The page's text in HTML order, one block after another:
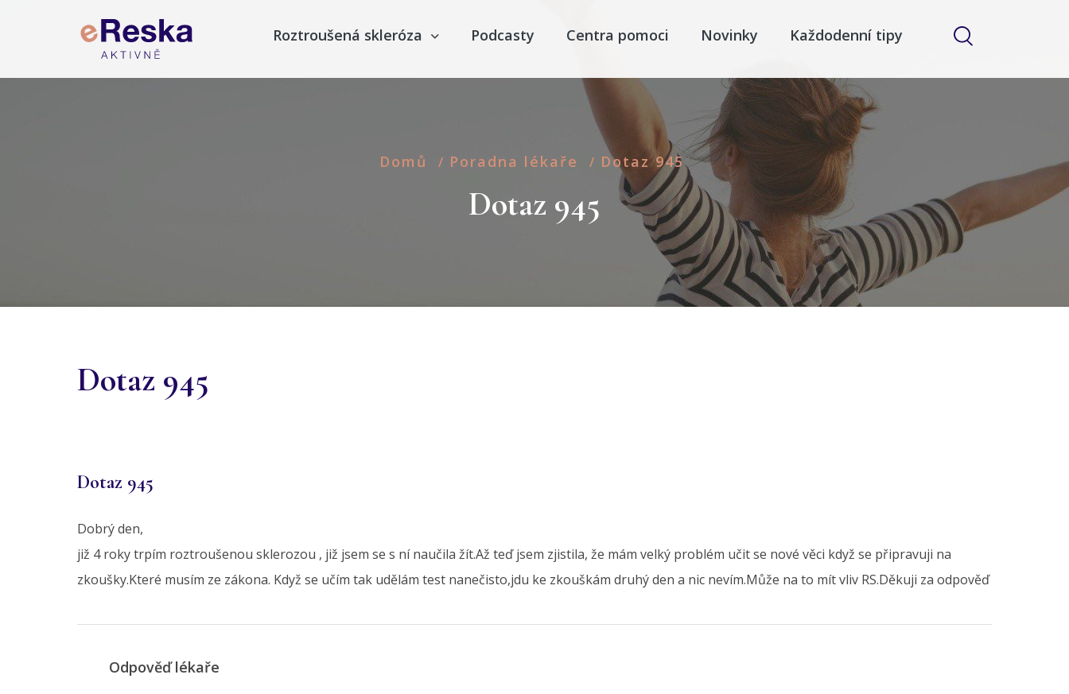
Roztroušená skleróza Podcasty Centra pomoci Novinky Každodenní tipy
Domů / Poradna lékaře / Dotaz 945
Dotaz 945
Dotaz 945
Dotaz 945
Dobrý den,
již 4 roky trpím roztroušenou sklerozou , již jsem se s ní naučila žít.Až teď jsem zjistila, že mám velký problém učit se nové věci když se připravuji na
zkoušky.Které musím ze zákona. Když se učím tak udělám test nanečisto,jdu ke zkouškám druhý den a nic nevím.Může na to mít vliv RS.Děkuji za odpověď
Odpověď lékaře